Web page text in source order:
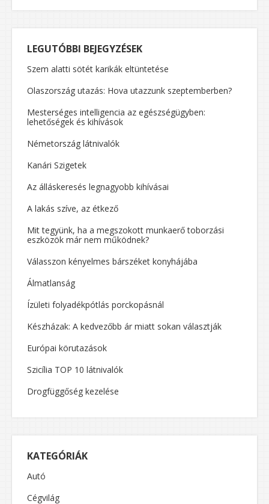
LEGUTÓBBI BEJEGYZÉSEK
Szem alatti sötét karikák eltüntetése
Olaszország utazás: Hova utazzunk szeptemberben?
Mesterséges intelligencia az egészségügyben:
lehetőségek és kihívások
Németország látnivalók
Kanári Szigetek
Az álláskeresés legnagyobb kihívásai
A lakás szíve, az étkező
Mit tegyünk, ha a megszokott munkaerő toborzási
eszközök már nem működnek?
Válasszon kényelmes bárszéket konyhájába
Álmatlanság
Ízületi folyadékpótlás porckopásnál
Készházak: A kedvezőbb ár miatt sokan választják
Európai körutazások
Szicília TOP 10 látnivalók
Drogfüggőség kezelése
KATEGÓRIÁK
Autó
Cégvilág